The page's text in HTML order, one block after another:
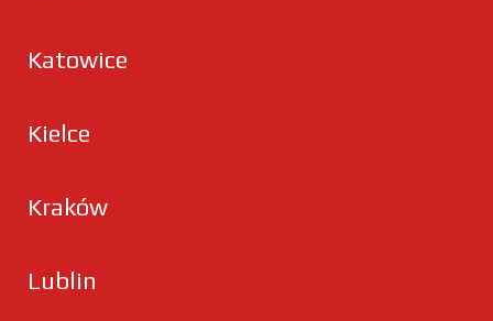
Katowice
Kielce
Kraków
Lublin